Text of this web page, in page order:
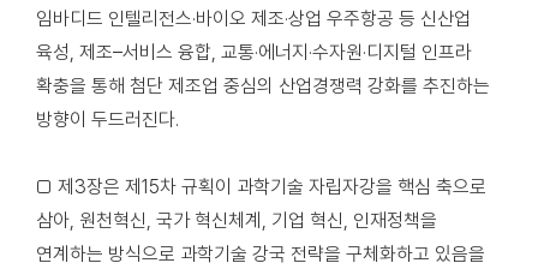
임바디드 인텔리전스·바이오 제조·상업 우주항공 등 신산업
육성, 제조–서비스 융합, 교통·에너지·수자원·디지털 인프라
확충을 통해 첨단 제조업 중심의 산업경쟁력 강화를 추진하는
방향이 두드러진다.
□ 제3장은 제15차 규획이 과학기술 자립자강을 핵심 축으로
삼아, 원천혁신, 국가 혁신체계, 기업 혁신, 인재정책을
연계하는 방식으로 과학기술 강국 전략을 구체화하고 있음을